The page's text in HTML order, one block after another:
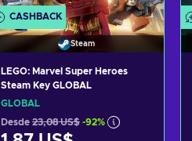
CASHBACK
Steam
LEGO: Marvel Super Heroes
Steam Key GLOBAL
GLOBAL
Desde 23,08 US$ -92%